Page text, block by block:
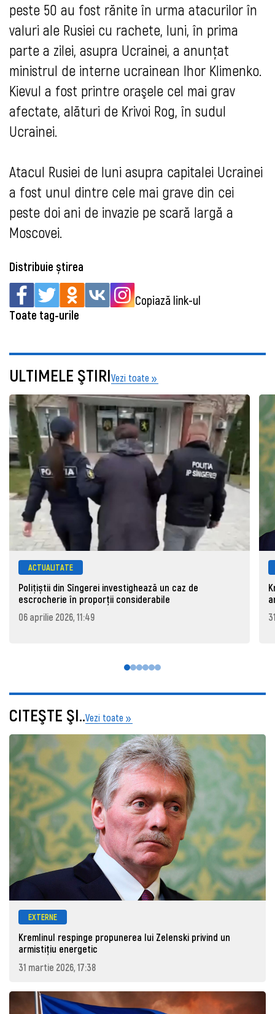
peste 50 au fost rănite în urma atacurilor în
valuri ale Rusiei cu rachete, luni, în prima
parte a zilei, asupra Ucrainei, a anunţat
ministrul de interne ucrainean Ihor Klimenko.
Kievul a fost printre oraşele cel mai grav
afectate, alături de Krivoi Rog, în sudul
Ucrainei.
Atacul Rusiei de luni asupra capitalei Ucrainei
a fost unul dintre cele mai grave din cei
peste doi ani de invazie pe scară largă a
Moscovei.
Distribuie știrea
Copiază link-ul
Toate tag-urile
ULTIMELE ŞTIRIVezi toate
ACTUALITATE
Polițiștii din Sîngerei investighează un caz de
escrocherie în proporții considerabile
06 aprilie 2026, 11:49
CITEŞTE ŞI..Vezi toate
EXTERNE
Kremlinul respinge propunerea lui Zelenski privind un
armistițiu energetic
31 martie 2026, 17:38